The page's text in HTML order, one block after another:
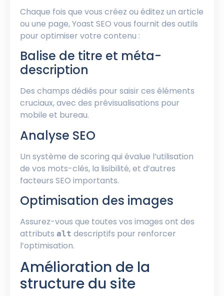
Chaque fois que vous créez ou éditez un article
ou une page, Yoast SEO vous fournit des outils
pour optimiser votre contenu :
Balise de titre et méta-
description
Des champs dédiés pour saisir ces éléments
cruciaux, avec des prévisualisations pour
mobile et bureau.
Analyse SEO
Un système de scoring qui évalue l’utilisation
de vos mots-clés, la lisibilité, et d’autres
facteurs SEO importants.
Optimisation des images
Assurez-vous que toutes vos images ont des
attributs alt descriptifs pour renforcer
l’optimisation.
Amélioration de la
structure du site